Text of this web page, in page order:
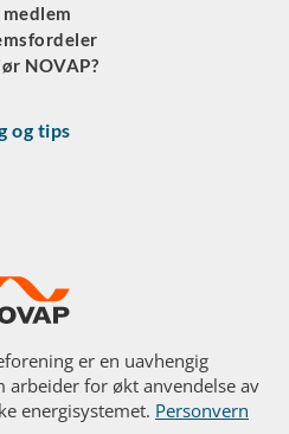
NOVAP?
og tips
er en uavhengig
arbeider for økt anvendelse av
energisystemet. Personvern